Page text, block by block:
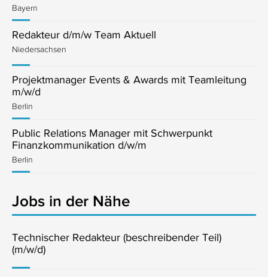
Bayern
Redakteur d/m/w Team Aktuell
Niedersachsen
Projektmanager Events & Awards mit Teamleitung
m/w/d
Berlin
Public Relations Manager mit Schwerpunkt
Finanzkommunikation d/w/m
Berlin
Jobs in der Nähe
Technischer Redakteur (beschreibender Teil)
(m/w/d)